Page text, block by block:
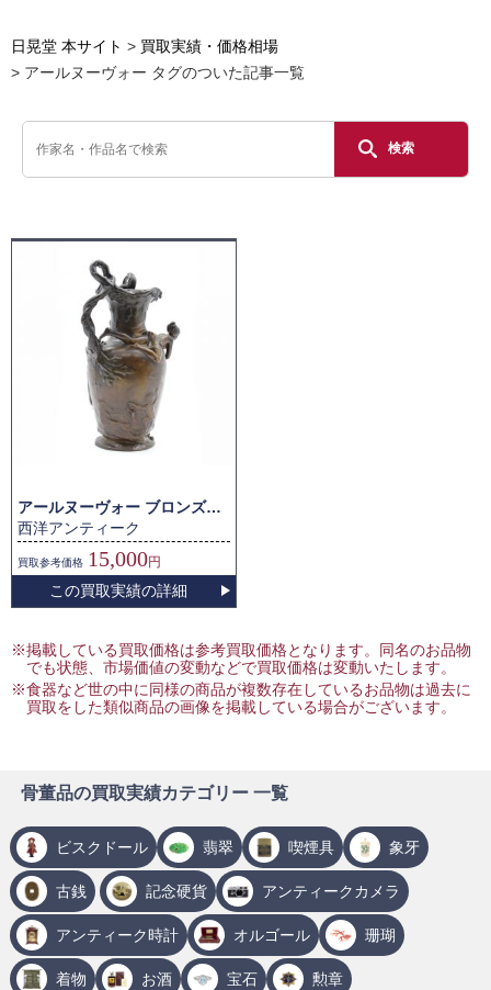
日晃堂 本サイト
買取実績・価格相場
アールヌーヴォー タグのついた記事一覧
検索
アールヌーヴォー ブロンズ花瓶
西洋アンティーク
買取参考価格 15,000円
この買取実績の詳細
※掲載している買取価格は参考買取価格となります。同名のお品物
でも状態、市場価値の変動などで買取価格は変動いたします。
※食器など世の中に同様の商品が複数存在しているお品物は過去に
買取をした類似商品の画像を掲載している場合がございます。
骨董品の買取実績カテゴリー 一覧
ビスクドール 翡翠 喫煙具 象牙
古銭 記念硬貨 アンティークカメラ
アンティーク時計 オルゴール 珊瑚
着物 お酒 宝石 勲章